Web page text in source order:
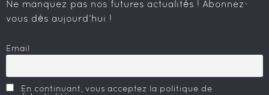
Ne manquez pas nos futures actualités ! Abonnez-
vous dès aujourd’hui !
Email
En continuant, vous acceptez la politique de